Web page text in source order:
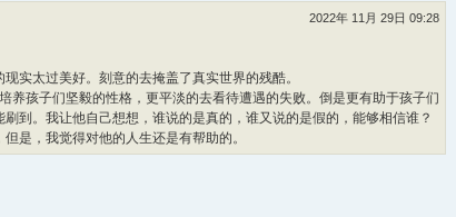
2022年 11月 29日 09:28
实太过美好。刻意的去掩盖了真实世界的残酷。
孩子们坚毅的性格，更平淡的去看待遭遇的失败。倒是更有助于孩子们
到。我让他自己想想，谁说的是真的，谁又说的是假的，能够相信谁？
是，我觉得对他的人生还是有帮助的。